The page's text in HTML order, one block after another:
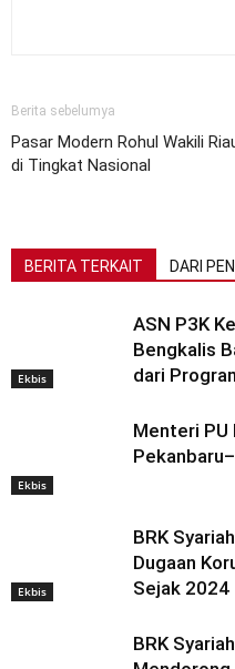
Berita sebelumya
Pasar Modern Rohul Wakili
di Tingkat Nasional
BERITA TERKAIT DARI
Ekbis
ASN P3K
Bengkalis
dari
Ekbis
Menteri PU
Ekbis
BRK
Dugaan
Sejak 2024
BRK